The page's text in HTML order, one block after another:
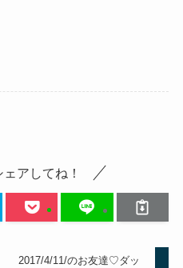
アしてね！
2017/4/11/のお友達♡ダッ